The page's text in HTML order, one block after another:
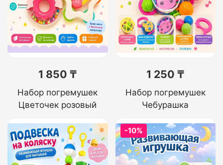
1 850 ₸
Набор погремушек
Цветочек розовый
1 250 ₸
Набор погремушек
Чебурашка
-10%